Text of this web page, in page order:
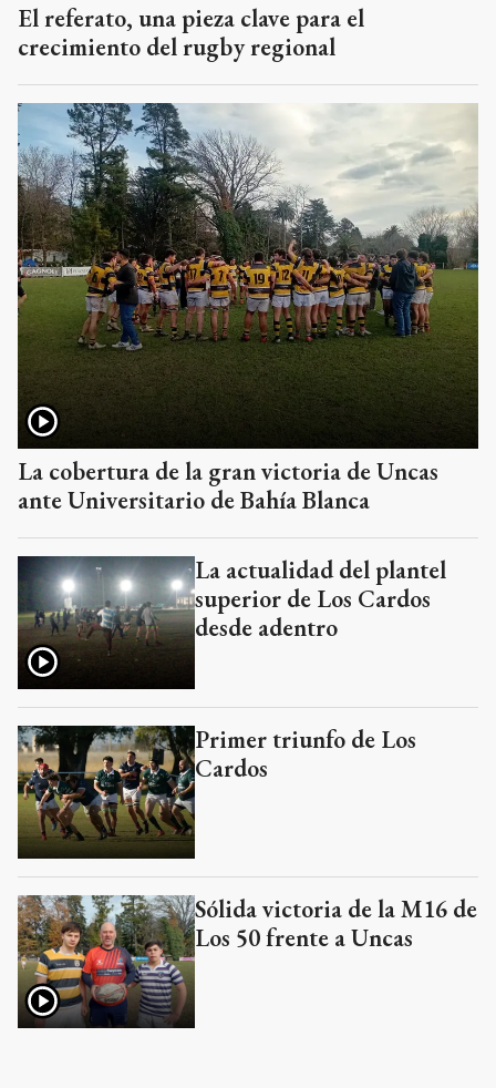
El referato, una pieza clave para el
crecimiento del rugby regional
La cobertura de la gran victoria de Uncas
ante Universitario de Bahía Blanca
La actualidad del plantel
superior de Los Cardos
desde adentro
Primer triunfo de Los
Cardos
Sólida victoria de la M16 de
Los 50 frente a Uncas